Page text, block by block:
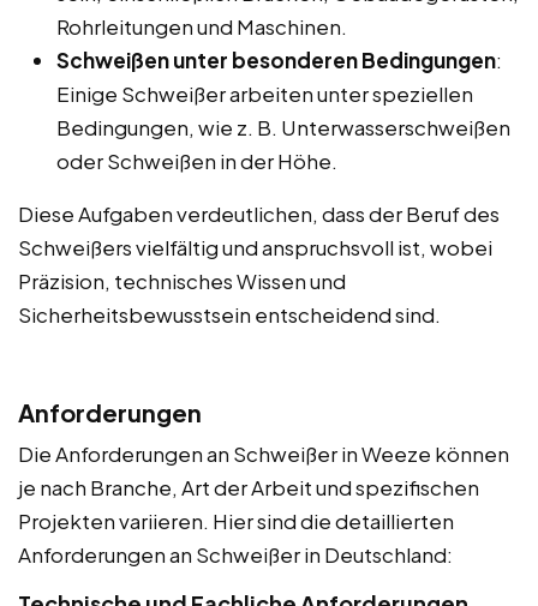
Rohrleitungen und Maschinen.
Schweißen unter besonderen Bedingungen:
Einige Schweißer arbeiten unter speziellen
Bedingungen, wie z. B. Unterwasserschweißen
oder Schweißen in der Höhe.
Diese Aufgaben verdeutlichen, dass der Beruf des
Schweißers vielfältig und anspruchsvoll ist, wobei
Präzision, technisches Wissen und
Sicherheitsbewusstsein entscheidend sind.
Anforderungen
Die Anforderungen an Schweißer in Weeze können
je nach Branche, Art der Arbeit und spezifischen
Projekten variieren. Hier sind die detaillierten
Anforderungen an Schweißer in Deutschland: